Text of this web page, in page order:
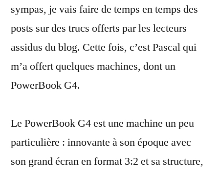
sympas, je vais faire de temps en temps des
posts sur des trucs offerts par les lecteurs
assidus du blog. Cette fois, c’est Pascal qui
m’a offert quelques machines, dont un
PowerBook G4.
Le PowerBook G4 est une machine un peu
particulière : innovante à son époque avec
son grand écran en format 3:2 et sa structure,